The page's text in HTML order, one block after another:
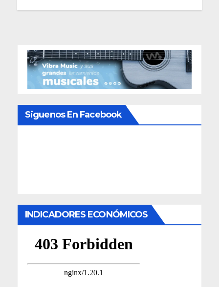
de
Siguenos En Facebook
INDICADORES ECONÓMICOS